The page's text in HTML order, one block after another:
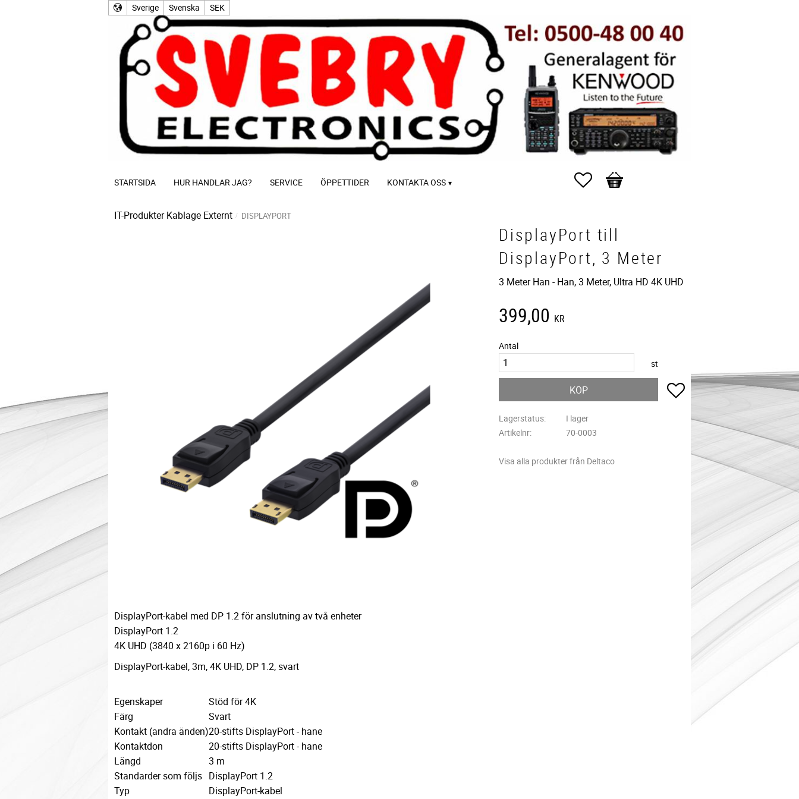
Sverige Svenska SEK
STARTSIDA HUR HANDLAR JAG? SERVICE ÖPPETTIDER KONTAKTA OSS Favoriter
Kundvagn
IT-Produkter Kablage Externt DISPLAYPORT
DisplayPort till
DisplayPort, 3 Meter
3 Meter Han - Han, 3 Meter, Ultra HD 4K UHD
399,00 KR
Antal
st
KÖP Lägg till i favoriter
Lagerstatus
I lager
Artikelnr
70-0003
Visa alla produkter från Deltaco
DisplayPort-kabel med DP 1.2 för anslutning av två enheter
DisplayPort 1.2
4K UHD (3840 x 2160p i 60 Hz)
DisplayPort-kabel, 3m, 4K UHD, DP 1.2, svart
Egenskaper
Stöd för 4K
Färg
Svart
Kontakt (andra änden)20-stifts DisplayPort - hane
Kontaktdon
20-stifts DisplayPort - hane
Längd
3 m
Standarder som följs DisplayPort 1.2
Typ
DisplayPort-kabel